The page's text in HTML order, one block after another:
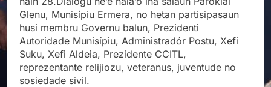
Glenu, Munisípiu Ermera, no hetan partisipasaun
husi membru Governu balun, Prezidenti
Autoridade Munisípiu, Administradór Postu, Xefi
Suku, Xefi Aldeia, Prezidente CCITL,
reprezentante relijiozu, veteranus, juventude no
sosiedade sivil.